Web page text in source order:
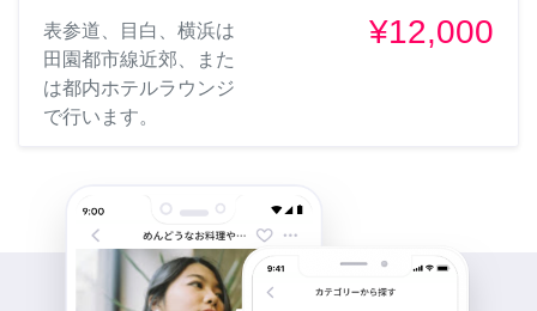
表参道、目白、横浜は
田園都市線近郊、また
は都内ホテルラウンジ
で行います。
¥12,000